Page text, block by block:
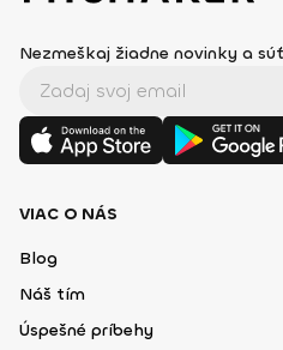
Nezmeškaj žiadne novinky a
VIAC O NÁS
Blog
Náš tím
Úspešné príbehy